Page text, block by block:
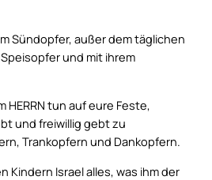
Sündopfer, außer dem täglichen
und mit ihrem
HERRN tun auf eure Feste,
und freiwillig gebt zu
Trankopfern und Dankopfern.
Kindern Israel alles, was ihm der